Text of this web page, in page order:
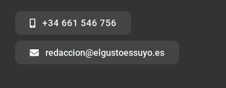
+34 661 546 756
redaccion@elgustoessuyo.es